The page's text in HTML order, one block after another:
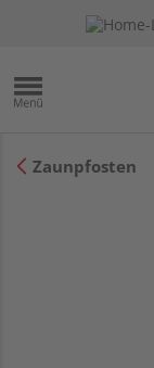
Zaunpfosten